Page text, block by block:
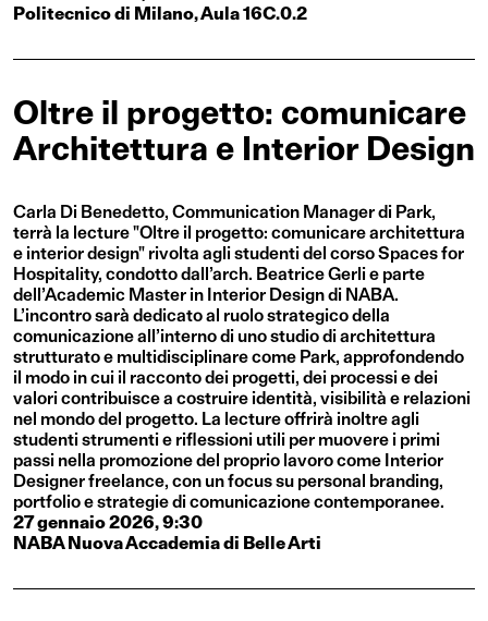
Politecnico di Milano, Aula 16C.0.2
Oltre il progetto: comunicare
Architettura e Interior Design
Carla Di Benedetto, Communication Manager di Park,
terrà la lecture "Oltre il progetto: comunicare architettura
e interior design" rivolta agli studenti del corso Spaces for
Hospitality, condotto dall’arch. Beatrice Gerli e parte
dell’Academic Master in Interior Design di NABA.
L’incontro sarà dedicato al ruolo strategico della
comunicazione all’interno di uno studio di architettura
strutturato e multidisciplinare come Park, approfondendo
il modo in cui il racconto dei progetti, dei processi e dei
valori contribuisce a costruire identità, visibilità e relazioni
nel mondo del progetto. La lecture offrirà inoltre agli
studenti strumenti e riflessioni utili per muovere i primi
passi nella promozione del proprio lavoro come Interior
Designer freelance, con un focus su personal branding,
portfolio e strategie di comunicazione contemporanee.
27 gennaio 2026, 9:30
NABA Nuova Accademia di Belle Arti